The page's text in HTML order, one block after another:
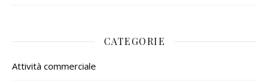
CATEGORIE
Attività commerciale